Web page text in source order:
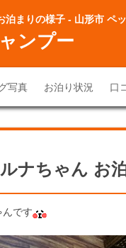
泊まりの様子 - 山形市 ペ
ンプー
写真 お泊り状況 口
ナちゃん お
んです